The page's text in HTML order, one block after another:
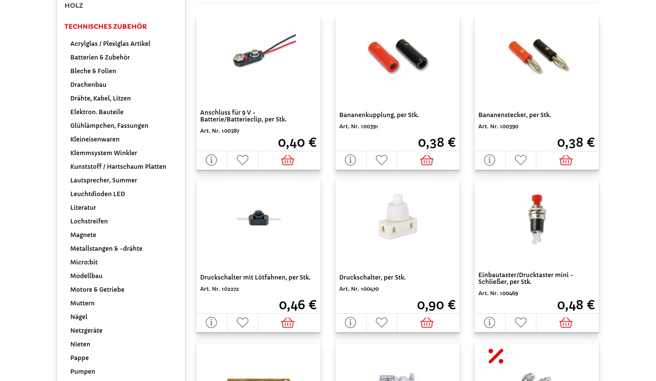
HOLZ
TECHNISCHES ZUBEHÖR
Acrylglas / Plexiglas Artikel
Batterien & Zubehör
Bleche & Folien
Drachenbau
Drähte, Kabel, Litzen
Elektron. Bauteile
Glühlämpchen, Fassungen
Kleineisenwaren
Klemmsystem Winkler
Kunststoff / Hartschaum Platten
Lautsprecher, Summer
Leuchtdioden LED
Literatur
Lochstreifen
Magnete
Metallstangen & -drähte
Micro:bit
Modellbau
Motore & Getriebe
Muttern
Nägel
Netzgeräte
Nieten
Pappe
Pumpen
Anschluss für 9 V -
Batterie/Batterieclip, per Stk.
Art. Nr. 100387
0,40 €
Bananenkupplung, per Stk.
Art. Nr. 100391
0,38 €
Bananenstecker, per Stk.
Art. Nr. 100390
0,38 €
Druckschalter mit Lötfahnen, per Stk.
Art. Nr. 102272
0,46 €
Druckschalter, per Stk.
Art. Nr. 100470
0,90 €
Einbautaster/Drucktaster mini -
Schließer, per Stk.
Art. Nr. 100469
0,48 €